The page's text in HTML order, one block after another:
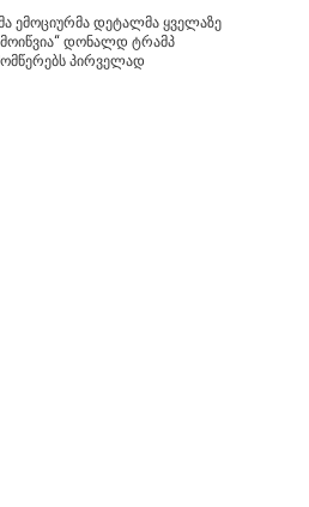
ემოციურმა დეტალმა ყველაზე
დონალდ ტრამპ
პირველად